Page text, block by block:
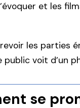
et les
les parties
voit d’un
se